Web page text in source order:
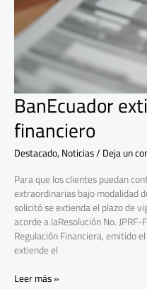
BanEcuador
financiero
Destacado,Noticias/Deja un
Para que los clientes puedan
extraordinarias bajo modalidad
solicitó se extienda el plazo de
acorde a laResolución No.
Regulación Financiera, emitido
extiende el
Leer más »